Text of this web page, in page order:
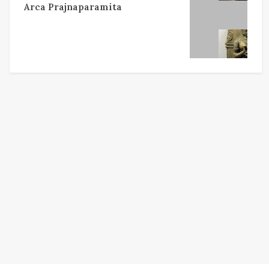
Arca Prajnaparamita